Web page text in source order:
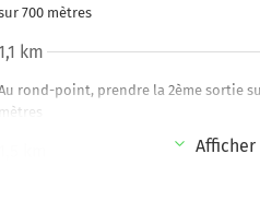
700 mètres
rond-point, prendre la 2ème sortie
km